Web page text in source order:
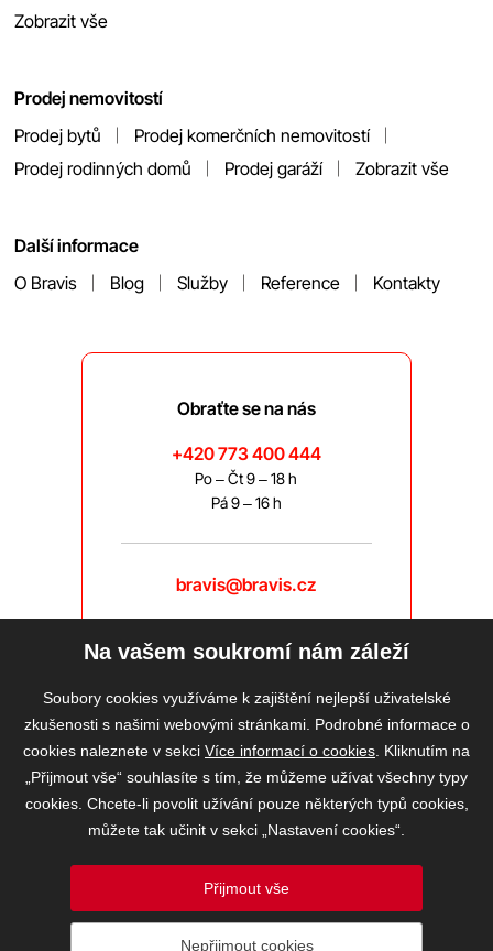
Zobrazit vše
Prodej nemovitostí
Prodej bytů
Prodej komerčních nemovitostí
Prodej rodinných domů
Prodej garáží Zobrazit vše
Další informace
O Bravis
Blog Služby Reference Kontakty
Obraťte se na nás
+420 773 400 444
Po – Čt 9 – 18 h
Pá 9 – 16 h
bravis@bravis.cz
Na vašem soukromí nám záleží
Soubory cookies využíváme k zajištění nejlepší uživatelské
zkušenosti s našimi webovými stránkami. Podrobné informace o
cookies naleznete v sekci Více informací o cookies . Kliknutím na
„Přijmout vše“ souhlasíte s tím, že můžeme užívat všechny typy
cookies. Chcete-li povolit užívání pouze některých typů cookies,
můžete tak učinit v sekci „Nastavení cookies“.
Přijmout vše
Nepřijmout cookies